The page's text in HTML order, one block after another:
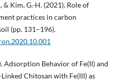
& Kim, G.-H. (2021). Role of
practices in carbon
(pp. 131–196).
Adsorption Behavior of Fe(II) and
Chitosan with Fe(III) as